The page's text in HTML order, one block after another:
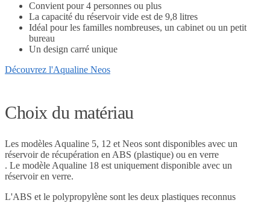
Convient pour 4 personnes ou plus
La capacité du réservoir vide est de 9,8 litres
Idéal pour les familles nombreuses, un cabinet ou un petit
bureau
Un design carré unique
Découvrez l'Aqualine Neos
Choix du matériau
Les modèles Aqualine 5, 12 et Neos sont disponibles avec un
réservoir de récupération en ABS (plastique) ou en verre
. Le modèle Aqualine 18 est uniquement disponible avec un
réservoir en verre.
L'ABS et le polypropylène sont les deux plastiques reconnus